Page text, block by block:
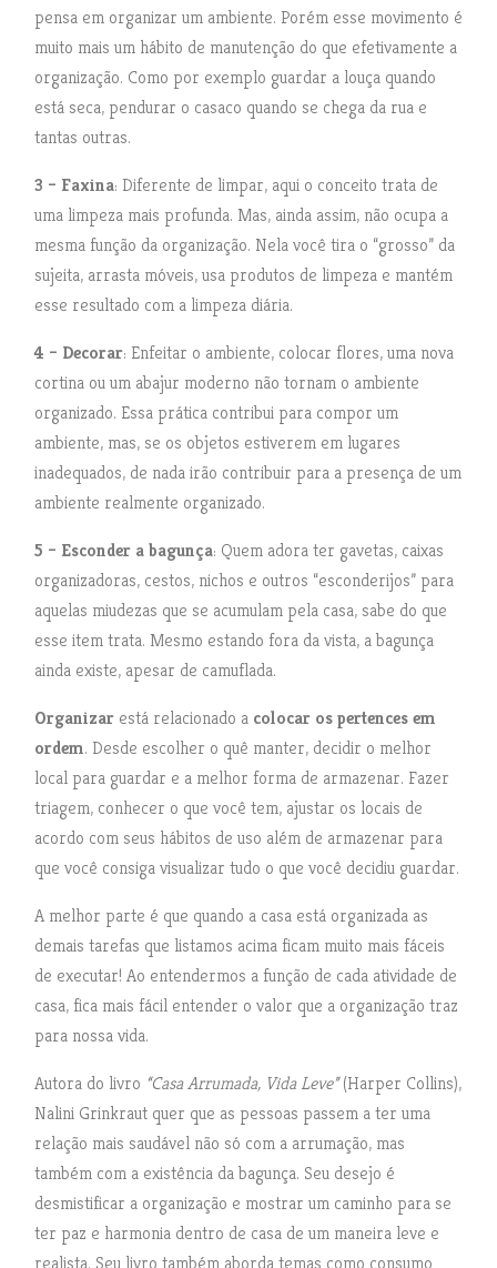
pensa em organizar um ambiente. Porém esse movimento é
muito mais um hábito de manutenção do que efetivamente a
organização. Como por exemplo guardar a louça quando
está seca, pendurar o casaco quando se chega da rua e
tantas outras.
3 – Faxina: Diferente de limpar, aqui o conceito trata de
uma limpeza mais profunda. Mas, ainda assim, não ocupa a
mesma função da organização. Nela você tira o “grosso” da
sujeita, arrasta móveis, usa produtos de limpeza e mantém
esse resultado com a limpeza diária.
4 – Decorar: Enfeitar o ambiente, colocar flores, uma nova
cortina ou um abajur moderno não tornam o ambiente
organizado. Essa prática contribui para compor um
ambiente, mas, se os objetos estiverem em lugares
inadequados, de nada irão contribuir para a presença de um
ambiente realmente organizado.
5 – Esconder a bagunça: Quem adora ter gavetas, caixas
organizadoras, cestos, nichos e outros “esconderijos” para
aquelas miudezas que se acumulam pela casa, sabe do que
esse item trata. Mesmo estando fora da vista, a bagunça
ainda existe, apesar de camuflada.
Organizar está relacionado a colocar os pertences em
ordem. Desde escolher o quê manter, decidir o melhor
local para guardar e a melhor forma de armazenar. Fazer
triagem, conhecer o que você tem, ajustar os locais de
acordo com seus hábitos de uso além de armazenar para
que você consiga visualizar tudo o que você decidiu guardar.
A melhor parte é que quando a casa está organizada as
demais tarefas que listamos acima ficam muito mais fáceis
de executar! Ao entendermos a função de cada atividade de
casa, fica mais fácil entender o valor que a organização traz
para nossa vida.
Autora do livro “Casa Arrumada, Vida Leve”(Harper Collins),
Nalini Grinkraut quer que as pessoas passem a ter uma
relação mais saudável não só com a arrumação, mas
também com a existência da bagunça. Seu desejo é
desmistificar a organização e mostrar um caminho para se
ter paz e harmonia dentro de casa de um maneira leve e
realista. Seu livro também aborda temas como consumo